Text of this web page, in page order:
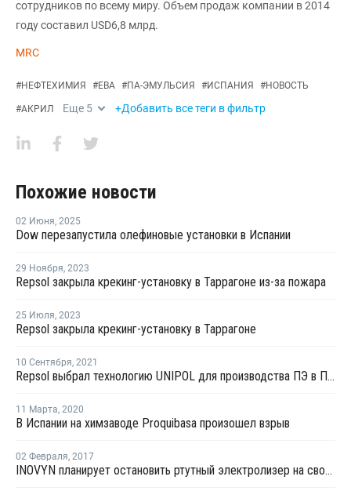
сотрудников по всему миру. Объем продаж компании в 2014
году составил USD6,8 млрд.
MRC
#НЕФТЕХИМИЯ #ЕВА #ПА-ЭМУЛЬСИЯ #ИСПАНИЯ #НОВОСТЬ
#АКРИЛ Еще 5 +Добавить все теги в фильтр
Похожие новости
02 Июня, 2025
Dow перезапустила олефиновые установки в Испании
29 Ноября, 2023
Repsol закрыла крекинг-установку в Таррагоне из-за пожара
25 Июля, 2023
Repsol закрыла крекинг-установку в Таррагоне
10 Сентября, 2021
Repsol выбрал технологию UNIPOL для производства ПЭ в Португалии
11 Марта, 2020
В Испании на химзаводе Proquibasa произошел взрыв
02 Февраля, 2017
INOVYN планирует остановить ртутный электролизер на своем заводе в Испании